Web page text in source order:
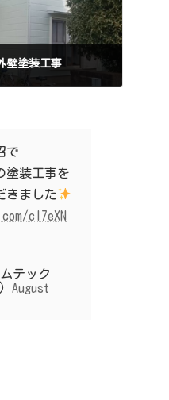
壁塗装工事
で
塗装工事を
きました
cI7eXN
テック
August